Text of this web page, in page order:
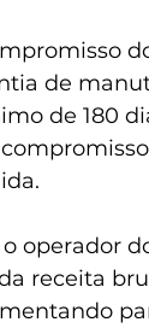
de
de 180
operador
receita